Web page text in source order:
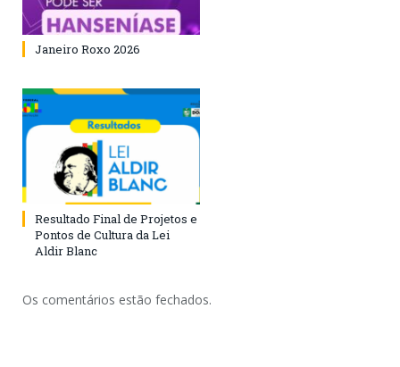
Janeiro Roxo 2026
Resultado Final de Projetos e
Pontos de Cultura da Lei
Aldir Blanc
Os comentários estão fechados.